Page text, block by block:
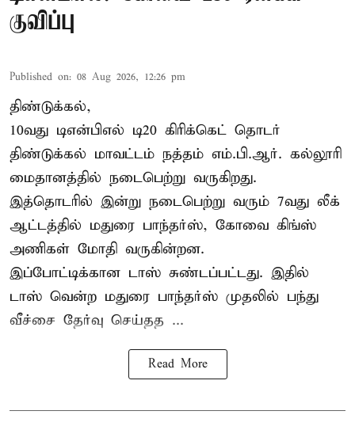
குவிப்பு
Published on: 08 Aug 2026, 12:26 pm
திண்டுக்கல்,
10வது டிஎன்பிஎல் டி20 கிரிக்கெட் தொடர்
திண்டுக்கல் மாவட்டம் நத்தம் எம்.பி.ஆர். கல்லூரி
மைதானத்தில் நடைபெற்று வருகிறது.
இத்தொடரில் இன்று நடைபெற்று வரும் 7வது லீக்
ஆட்டத்தில் மதுரை பாந்தர்ஸ், கோவை கிங்ஸ்
அணிகள் மோதி வருகின்றன.
இப்போட்டிக்கான டாஸ் சுண்டப்பட்டது. இதில்
டாஸ் வென்ற மதுரை பாந்தர்ஸ் முதலில் பந்து
வீச்சை தேர்வு செய்தத ...
Read More